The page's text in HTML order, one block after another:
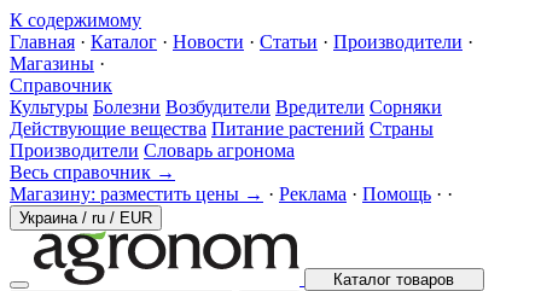
К содержимому
Главная · Каталог · Новости · Статьи · Производители ·
Магазины ·
Справочник
Культуры Болезни Возбудители Вредители Сорняки
Действующие вещества Питание растений Страны
Производители Словарь агронома
Весь справочник →
Магазину: разместить цены → · Реклама · Помощь · ·
Украина / ru / EUR
Каталог товаров